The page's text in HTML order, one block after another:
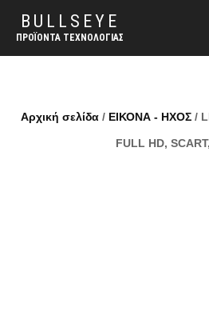
BULLSEYE
ΠΡΟΪΌΝΤΑ ΤΕΧΝΟΛΟΓΊΑΣ
Αρχική σελίδα / ΕΙΚΟΝΑ - ΗΧΟΣ /
FULL HD,